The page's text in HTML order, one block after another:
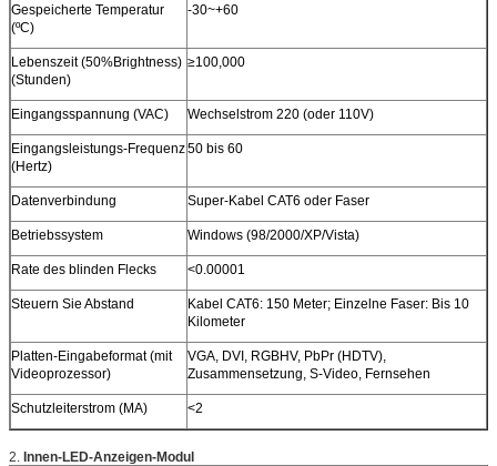
Gespeicherte Temperatur
(ºC)
-30~+60
Lebenszeit (50%Brightness)
(Stunden)
≥100,000
Eingangsspannung (VAC) Wechselstrom 220 (oder 110V)
Eingangsleistungs-Frequenz
(Hertz)
50 bis 60
Datenverbindung Super-Kabel CAT6 oder Faser
Betriebssystem Windows (98/2000/XP/Vista)
Rate des blinden Flecks <0.00001
Steuern Sie Abstand
Kabel CAT6: 150 Meter; Einzelne Faser: Bis 10
Kilometer
Platten-Eingabeformat (mit
Videoprozessor)
VGA, DVI, RGBHV, PbPr (HDTV),
Zusammensetzung, S-Video, Fernsehen
Schutzleiterstrom (MA) <2
2. Innen-LED-Anzeigen-Modul